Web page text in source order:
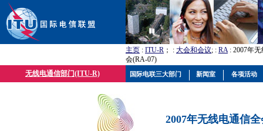
主页 : ITU-R ； : 大会和会议; : RA: 2007年
会(RA-07)
无线电通信部门(ITU-R)
2007年无线电通信
国际电联三大部门 新闻室 各项活动